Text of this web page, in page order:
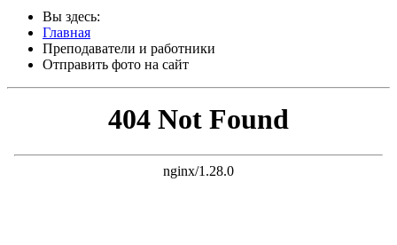
Вы здесь:
Главная
Преподаватели и работники
Отправить фото на сайт